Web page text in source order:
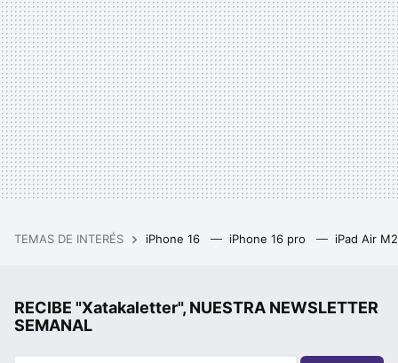
TEMAS DE INTERÉS iPhone 16 iPhone 16 pro iPad Air
RECIBE "Xatakaletter", NUESTRA NEWSLETTER
SEMANAL